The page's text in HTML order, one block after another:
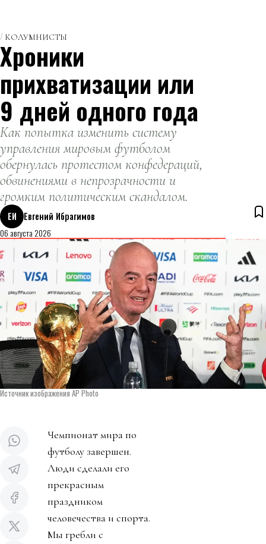
КОЛУМНИСТЫ
Хроники
прихватизации или
9 дней одного года
Как попытка изменить систему
управления мировым футболом
обернулась протестом конфедераций,
обвинениями в непрозрачности и
громким политическим скандалом.
ЕИ
Евгений Ибрагимов
06 августа 2026
Источник изображения AP Photo
Чемпионат мира по
футболу завершен.
Люди сделали его
прекрасным
праздником
человечества и спорта.
Мы гребли с